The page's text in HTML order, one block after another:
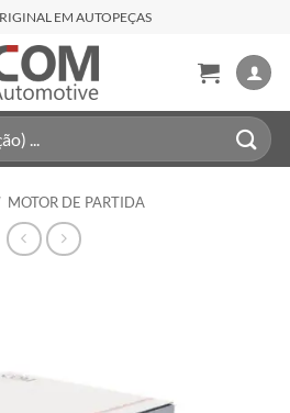
EM AUTOPEÇAS
MOTOR DE PARTIDA